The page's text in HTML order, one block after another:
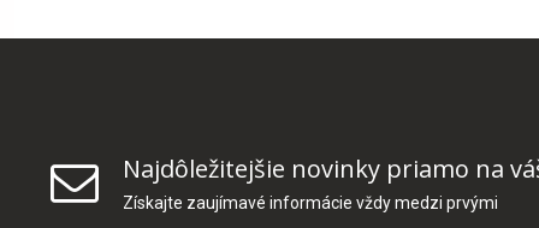
Najdôležitejšie novinky priamo na
Získajte zaujímavé informácie vždy medzi prvými